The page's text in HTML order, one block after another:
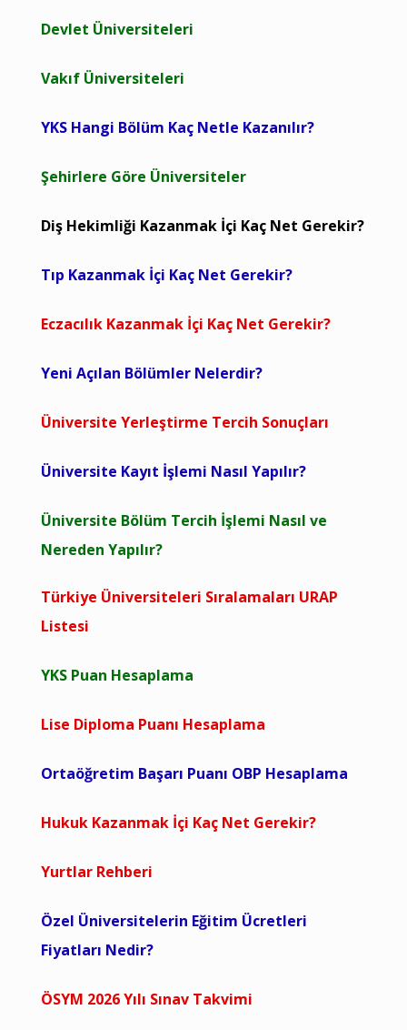
Devlet Üniversiteleri
Vakıf Üniversiteleri
YKS Hangi Bölüm Kaç Netle Kazanılır?
Şehirlere Göre Üniversiteler
Diş Hekimliği Kazanmak İçi Kaç Net Gerekir?
Tıp Kazanmak İçi Kaç Net Gerekir?
Eczacılık Kazanmak İçi Kaç Net Gerekir?
Yeni Açılan Bölümler Nelerdir?
Üniversite Yerleştirme Tercih Sonuçları
Üniversite Kayıt İşlemi Nasıl Yapılır?
Üniversite Bölüm Tercih İşlemi Nasıl ve
Nereden Yapılır?
Türkiye Üniversiteleri Sıralamaları URAP
Listesi
YKS Puan Hesaplama
Lise Diploma Puanı Hesaplama
Ortaöğretim Başarı Puanı OBP Hesaplama
Hukuk Kazanmak İçi Kaç Net Gerekir?
Yurtlar Rehberi
Özel Üniversitelerin Eğitim Ücretleri
Fiyatları Nedir?
ÖSYM 2026 Yılı Sınav Takvimi